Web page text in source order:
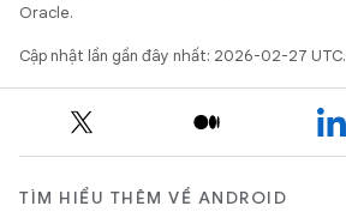
Oracle.
Cập nhật lần gần đây nhất: 2026-02-27 UTC.
TÌM HIỂU THÊM VỀ ANDROID